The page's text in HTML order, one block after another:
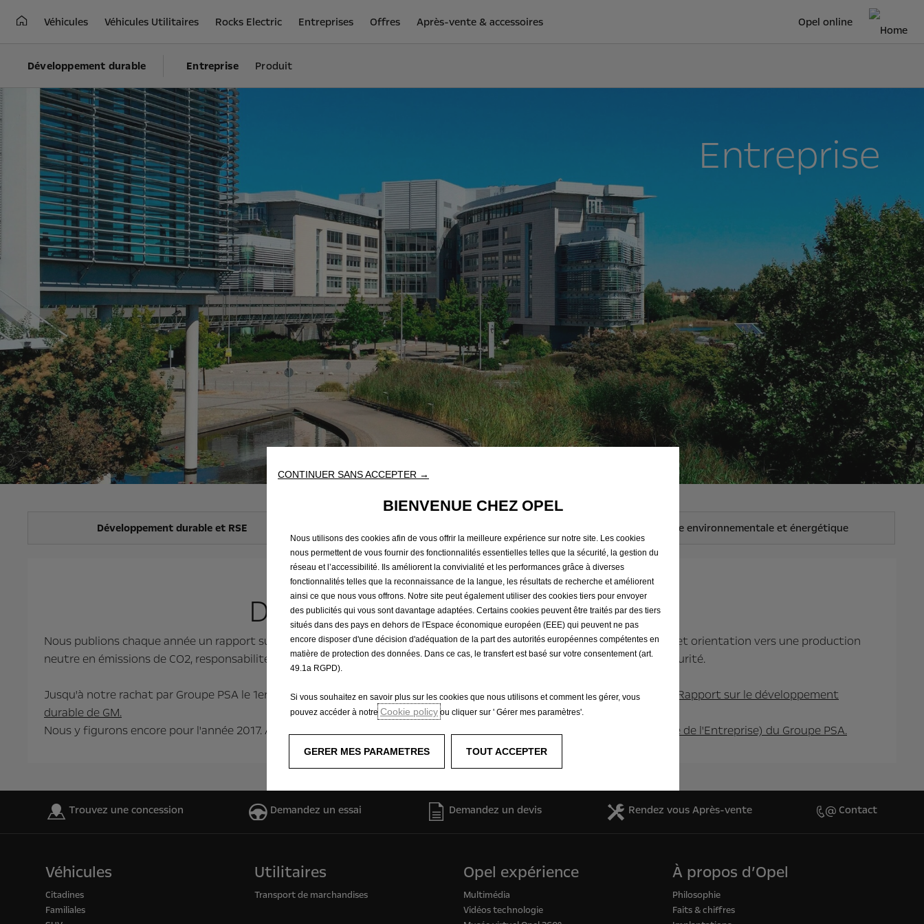
Opel online
Véhicules Véhicules Utilitaires Rocks Electric Entreprises Offres Après-vente & accessoires
Développement durable Entreprise Produit
Entreprise
Développement durable et RSE Charte environnementale et énergétique
Développement durable et rse
Nous publions chaque année un rapport sur le développement durable abordant de nombreux thèmes : environnement et orientation vers une production
neutre en émissions de CO2, responsabilité sociale, gestion durable de la chaîne logistique, nouvelles technologies et sécurité.
Jusqu'à notre rachat par Groupe PSA le 1er août 2017, nous rendions des comptes sur le développement durable dans le
Rapport sur le développement
durable de GM.
Nous y figurons encore pour l'année 2017. À compter de 2018, nous intégrerons leRapport RSE (Responsabilité Sociétale de l'Entreprise) du Groupe PSA.
Trouvez une concession Demandez un essai Demandez un devis Rendez vous Après-vente Contact
Véhicules
Citadines
Familiales
Utilitaires
Transport de marchandises
Opel expérience
Multimédia
Vidéos technologie
À propos d’Opel
Philosophie
Faits & chiffres
CONTINUER SANS ACCEPTER →
BIENVENUE CHEZ OPEL
Nous utilisons des cookies afin de vous offrir la meilleure expérience sur notre site. Les cookies
nous permettent de vous fournir des fonctionnalités essentielles telles que la sécurité, la gestion du
réseau et l’accessibilité. Ils améliorent la convivialité et les performances grâce à diverses
fonctionnalités telles que la reconnaissance de la langue, les résultats de recherche et améliorent
ainsi ce que nous vous offrons. Notre site peut également utiliser des cookies tiers pour envoyer
des publicités qui vous sont davantage adaptées. Certains cookies peuvent être traités par des tiers
situés dans des pays en dehors de l'Espace économique européen (EEE) qui peuvent ne pas
encore disposer d'une décision d'adéquation de la part des autorités européennes compétentes en
matière de protection des données. Dans ce cas, le transfert est basé sur votre consentement (art.
49.1a RGPD).
Si vous souhaitez en savoir plus sur les cookies que nous utilisons et comment les gérer, vous
pouvez accéder à notre Cookie policy ou cliquer sur ' Gérer mes paramètres'.
GERER MES PARAMETRES TOUT ACCEPTER